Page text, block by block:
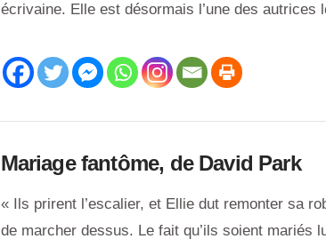
écrivaine. Elle est désormais l’une des autrices
Mariage fantôme, de David Park
« Ils prirent l’escalier, et Ellie dut remonter sa
de marcher dessus. Le fait qu’ils soient mariés